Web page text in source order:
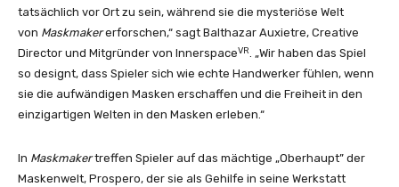
tatsächlich vor Ort zu sein, während sie die mysteriöse Welt
von Maskmakererforschen,“ sagt Balthazar Auxietre, Creative
Director und Mitgründer von InnerspaceVR. „Wir haben das Spiel
so designt, dass Spieler sich wie echte Handwerker fühlen, wenn
sie die aufwändigen Masken erschaffen und die Freiheit in den
einzigartigen Welten in den Masken erleben.“
In Maskmakertreffen Spieler auf das mächtige „Oberhaupt” der
Maskenwelt, Prospero, der sie als Gehilfe in seine Werkstatt